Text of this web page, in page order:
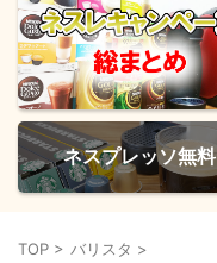
ネスプレッソ無料
TOP > バリスタ >